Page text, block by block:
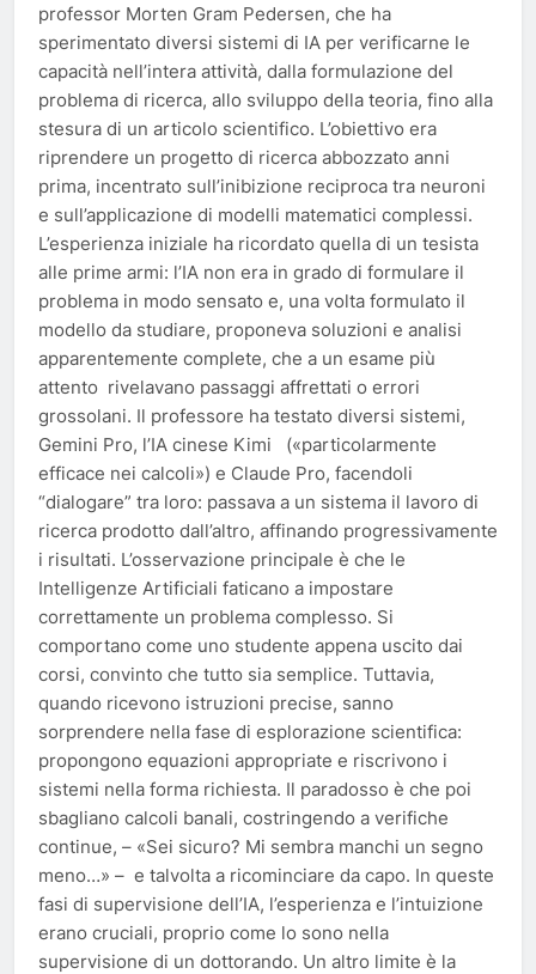
professor Morten Gram Pedersen, che ha
sperimentato diversi sistemi di IA per verificarne le
capacità nell’intera attività, dalla formulazione del
problema di ricerca, allo sviluppo della teoria, fino alla
stesura di un articolo scientifico. L’obiettivo era
riprendere un progetto di ricerca abbozzato anni
prima, incentrato sull’inibizione reciproca tra neuroni
e sull’applicazione di modelli matematici complessi.
L’esperienza iniziale ha ricordato quella di un tesista
alle prime armi: l’IA non era in grado di formulare il
problema in modo sensato e, una volta formulato il
modello da studiare, proponeva soluzioni e analisi
apparentemente complete, che a un esame più
attento rivelavano passaggi affrettati o errori
grossolani. Il professore ha testato diversi sistemi,
Gemini Pro, l’IA cinese Kimi («particolarmente
efficace nei calcoli») e Claude Pro, facendoli
“dialogare” tra loro: passava a un sistema il lavoro di
ricerca prodotto dall’altro, affinando progressivamente
i risultati. L’osservazione principale è che le
Intelligenze Artificiali faticano a impostare
correttamente un problema complesso. Si
comportano come uno studente appena uscito dai
corsi, convinto che tutto sia semplice. Tuttavia,
quando ricevono istruzioni precise, sanno
sorprendere nella fase di esplorazione scientifica:
propongono equazioni appropriate e riscrivono i
sistemi nella forma richiesta. Il paradosso è che poi
sbagliano calcoli banali, costringendo a verifiche
continue, – «Sei sicuro? Mi sembra manchi un segno
meno…» – e talvolta a ricominciare da capo. In queste
fasi di supervisione dell’IA, l’esperienza e l’intuizione
erano cruciali, proprio come lo sono nella
supervisione di un dottorando. Un altro limite è la